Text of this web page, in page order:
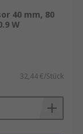
40 mm, 80
W
32,44 €/Stück